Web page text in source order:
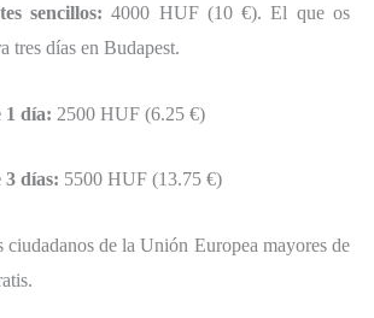
sencillos: 4000 HUF (10 €). El que os
tres días en Budapest.
1 día: 2500 HUF (6.25 €)
días: 5500 HUF (13.75 €)
ciudadanos de la Unión Europea mayores de